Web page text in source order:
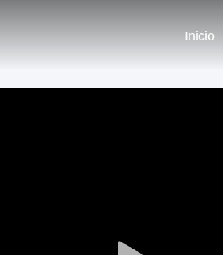
Inicio